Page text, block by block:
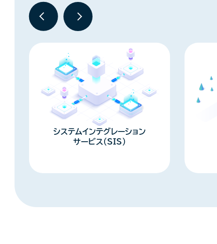
システムインテグレーション
サービス（SIS）